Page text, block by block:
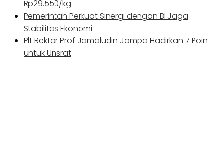
Rp29.550/kg
Pemerintah Perkuat Sinergi dengan BI Jaga
Stabilitas Ekonomi
Plt Rektor Prof Jamaludin Jompa Hadirkan 7 Poin
untuk Unsrat